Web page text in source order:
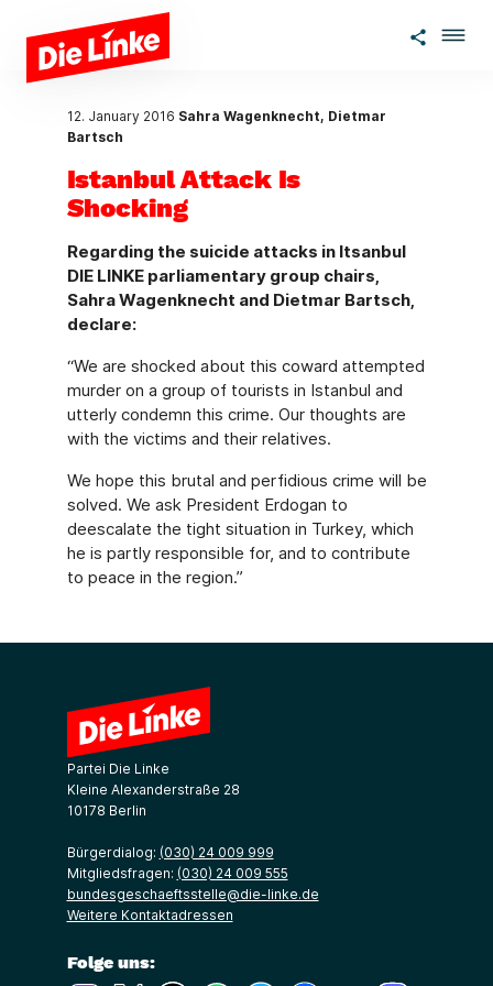
Skip to main content
12. January 2016 Sahra Wagenknecht, Dietmar
Bartsch
Istanbul Attack Is
Shocking
Regarding the suicide attacks in Itsanbul
DIE LINKE parliamentary group chairs,
Sahra Wagenknecht and Dietmar Bartsch,
declare:
“We are shocked about this coward attempted
murder on a group of tourists in Istanbul and
utterly condemn this crime. Our thoughts are
with the victims and their relatives.
We hope this brutal and perfidious crime will be
solved. We ask President Erdogan to
deescalate the tight situation in Turkey, which
he is partly responsible for, and to contribute
to peace in the region.”
Partei Die Linke
Kleine Alexanderstraße 28
10178 Berlin
Bürgerdialog: (030) 24 009 999
Mitgliedsfragen: (030) 24 009 555
bundesgeschaeftsstelle@die-linke.de
Weitere Kontaktadressen
Folge uns: